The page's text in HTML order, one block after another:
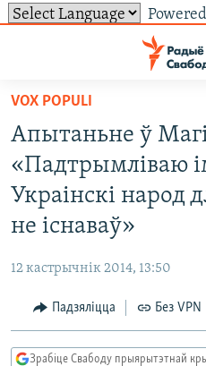
ўнівэрсальнага
доступу
Перайсьці
да
галоўнага
зьместу
Перайсьці
да
галоўнай
навігацыі
Перайсьці
да
пошуку
ВІДЭА І ФОТА
ЛЮДЗІ
ЭКАНОМІКА
ВАЙНА
БЕЛАРУСЫ НА ВАЙНЕ
ТОЛЬКІ НА СВАБОДЗЕ
ТЭСТЫ
БЛОГІ
ПАДКАСТЫ
КНІГІ
АЎДЫЁКНІГІ
СУВЯЗЬ
АБЫСЬЦІ БЛЯКАВАНЬНЕ
ПАДПІСАЦЦА
ПАДКАСТЫ
FACEBOOK
TWITTER
САЧЫЦЕ ЗА АБНАЎЛЕНЬНЯМІ
VOX POPULI
Апытаньне ў
«Падтрымліваю
Украінскі народ
не існаваў»
12 кастрычнік 2014, 13:50
Падзяліцца Без VPN
Зрабіце Свабоду прыярытэтнай